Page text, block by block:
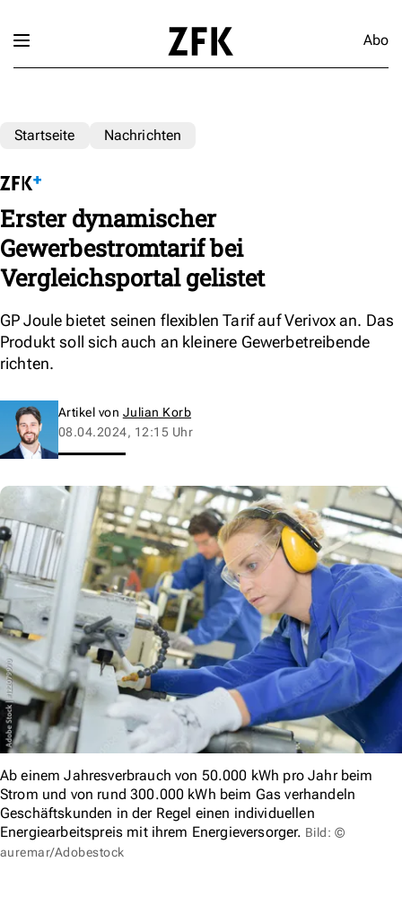
Abo
Startseite Nachrichten
Erster dynamischer
Gewerbestromtarif bei
Vergleichsportal gelistet
GP Joule bietet seinen flexiblen Tarif auf Verivox an. Das
Produkt soll sich auch an kleinere Gewerbetreibende
richten.
Artikel von Julian Korb
08.04.2024, 12:15 Uhr
Ab einem Jahresverbrauch von 50.000 kWh pro Jahr beim
Strom und von rund 300.000 kWh beim Gas verhandeln
Geschäftskunden in der Regel einen individuellen
Energiearbeitspreis mit ihrem Energieversorger. Bild: ©
auremar/Adobestock